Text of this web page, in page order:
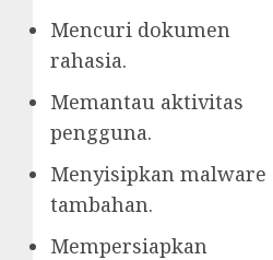
Mencuri dokumen
rahasia.
Memantau aktivitas
pengguna.
Menyisipkan malware
tambahan.
Mempersiapkan